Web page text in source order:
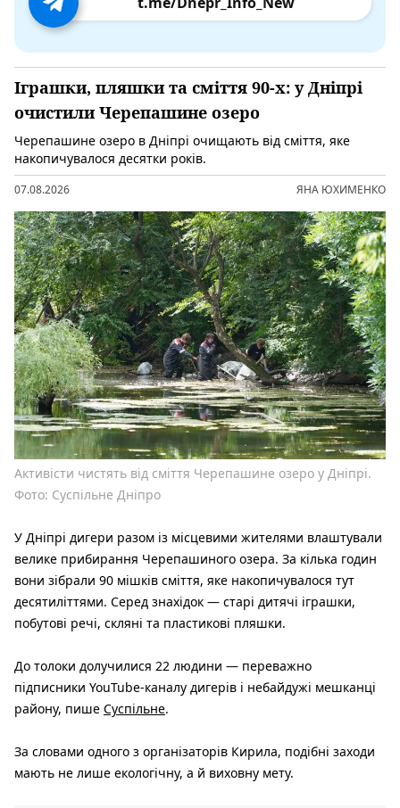
Іграшки, пляшки та сміття 90-х: у Дніпрі
очистили Черепашине озеро
Черепашине озеро в Дніпрі очищають від сміття, яке
накопичувалося десятки років.
07.08.2026 ЯНА ЮХИМЕНКО
Активісти чистять від сміття Черепашине озеро у Дніпрі.
Фото: Суспільне Дніпро
У Дніпрі дигери разом із місцевими жителями влаштували
велике прибирання Черепашиного озера. За кілька годин
вони зібрали 90 мішків сміття, яке накопичувалося тут
десятиліттями. Серед знахідок — старі дитячі іграшки,
побутові речі, скляні та пластикові пляшки.
До толоки долучилися 22 людини — переважно
підписники YouTube-каналу дигерів і небайдужі мешканці
району, пише Суспільне.
За словами одного з організаторів Кирила, подібні заходи
мають не лише екологічну, а й виховну мету.